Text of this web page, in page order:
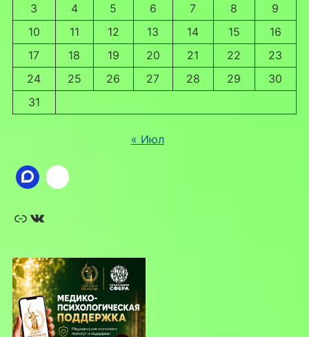
3
4 5 6 7 8
9
10
11 12 13 14 15
16
17
18 19 20 21 22
23
24
25 26 27 28 29
30
31
« Июл